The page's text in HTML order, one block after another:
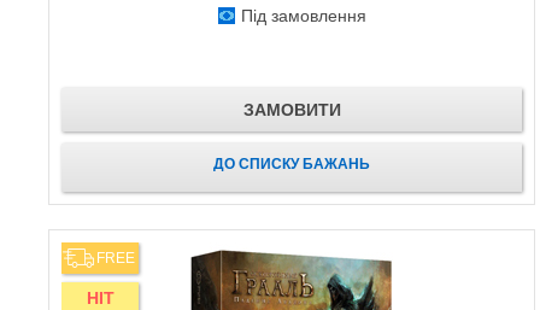
Під замовлення
ЗАМОВИТИ
ДО СПИСКУ БАЖАНЬ
FREE
HIT